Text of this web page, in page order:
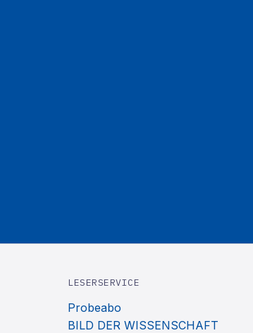
LESERSERVICE
Probeabo
BILD DER WISSENSCHAFT